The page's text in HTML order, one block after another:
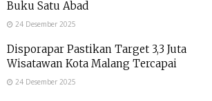
Buku Satu Abad
24 Desember 2025
Disporapar Pastikan Target 3,3 Juta
Wisatawan Kota Malang Tercapai
24 Desember 2025